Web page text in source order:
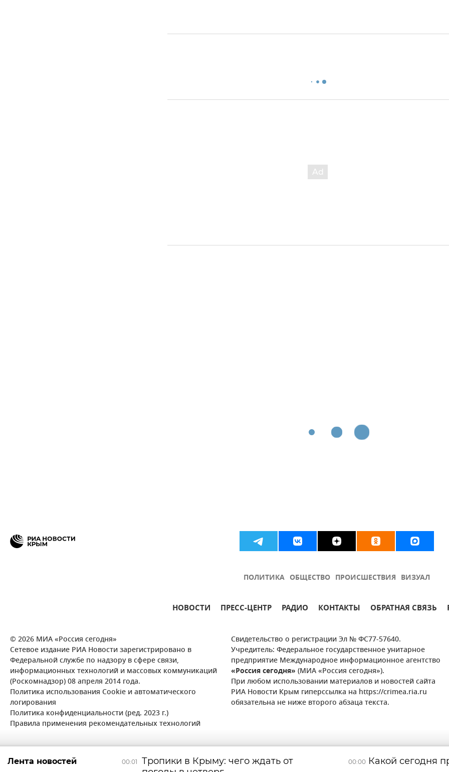
ПОЛИТИКА ОБЩЕСТВО ПРОИСШЕСТВИЯ ВИЗУАЛ
НОВОСТИ ПРЕСС-ЦЕНТР РАДИО КОНТАКТЫ ОБРАТНАЯ СВЯЗЬ
© 2026 МИА «Россия сегодня»
Сетевое издание РИА Новости зарегистрировано в
Федеральной службе по надзору в сфере связи,
информационных технологий и массовых коммуникаций
(Роскомнадзор) 08 апреля 2014 года.
Политика использования Cookie и автоматического
логирования
Политика конфиденциальности (ред. 2023 г.)
Правила применения рекомендательных технологий
Свидетельство о регистрации Эл № ФС77-57640.
Учредитель: Федеральное государственное унитарное
предприятие Международное информационное агентство
«Россия сегодня» (МИА «Россия сегодня»).
При любом использовании материалов и новостей сайта
РИА Новости Крым гиперссылка на https://crimea.ria.ru
обязательна не ниже второго абзаца текста.
00:01
Тропики в Крыму: чего ждать от
00:00 Какой сегодня
Лента новостей